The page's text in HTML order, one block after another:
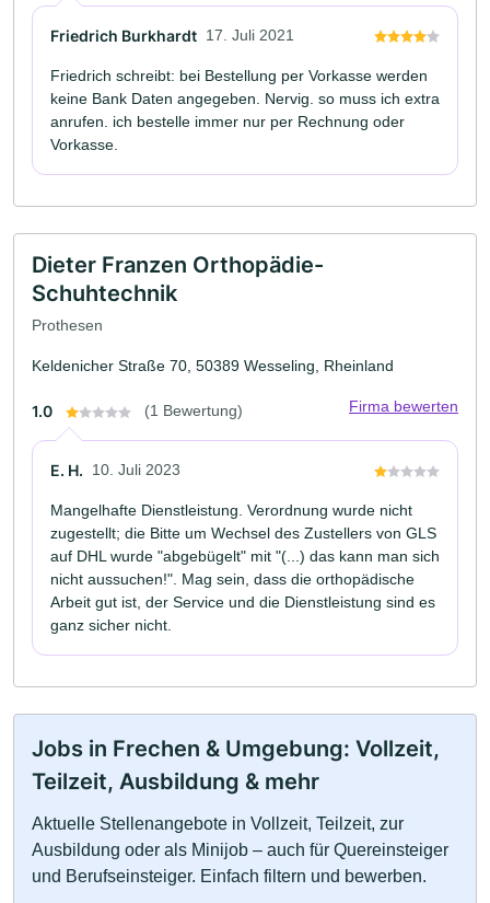
Friedrich Burkhardt 17. Juli 2021
Friedrich schreibt: bei Bestellung per Vorkasse werden
keine Bank Daten angegeben. Nervig. so muss ich extra
anrufen. ich bestelle immer nur per Rechnung oder
Vorkasse.
Dieter Franzen Orthopädie-
Schuhtechnik
Prothesen
Keldenicher Straße 70, 50389 Wesseling, Rheinland
1.0 (1 Bewertung) Firma bewerten
E. H. 10. Juli 2023
Mangelhafte Dienstleistung. Verordnung wurde nicht
zugestellt; die Bitte um Wechsel des Zustellers von GLS
auf DHL wurde "abgebügelt" mit "(...) das kann man sich
nicht aussuchen!". Mag sein, dass die orthopädische
Arbeit gut ist, der Service und die Dienstleistung sind es
ganz sicher nicht.
Jobs in Frechen & Umgebung: Vollzeit,
Teilzeit, Ausbildung & mehr
Aktuelle Stellenangebote in Vollzeit, Teilzeit, zur
Ausbildung oder als Minijob – auch für Quereinsteiger
und Berufseinsteiger. Einfach filtern und bewerben.